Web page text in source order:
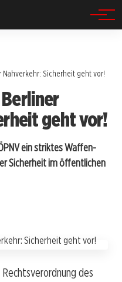
Sicherheit geht vor!
geht vor!
ein striktes Waffen-
Sicherheit im öffentlichen
des